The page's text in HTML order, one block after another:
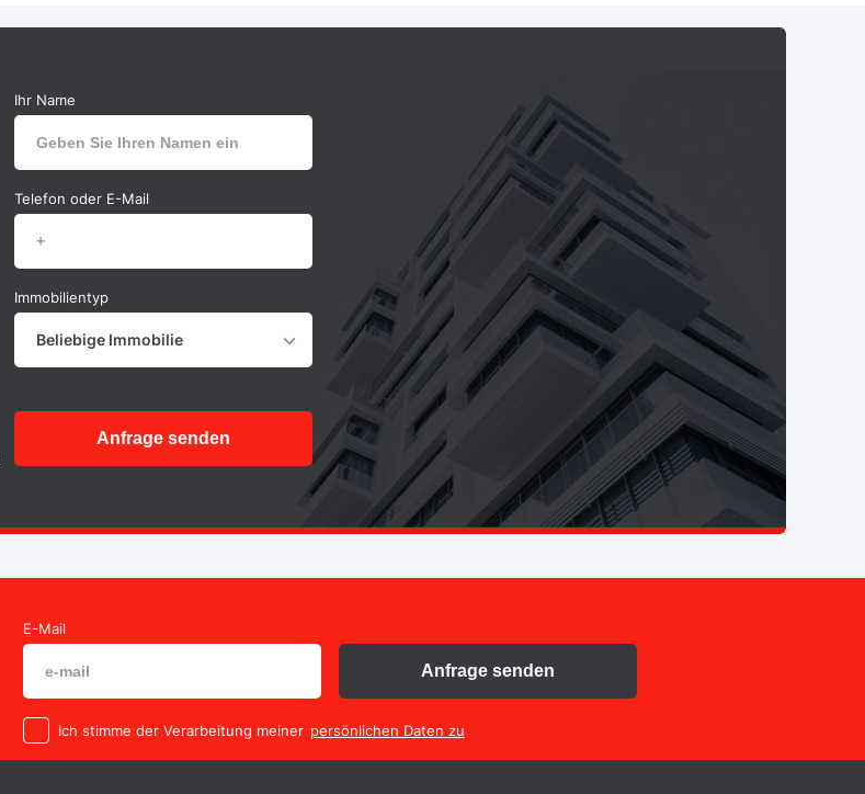
Ihr Name
Telefon oder E-Mail
Immobilientyp
Beliebige Immobilie
Anfrage senden
E-Mail
Ich stimme der Verarbeitung meiner persönlichen Daten zu
Anfrage senden